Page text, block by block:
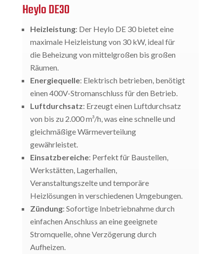
Heylo DE30
Heizleistung: Der Heylo DE 30 bietet eine
maximale Heizleistung von 30 kW, ideal für
die Beheizung von mittelgroßen bis großen
Räumen.
Energiequelle: Elektrisch betrieben, benötigt
einen 400V-Stromanschluss für den Betrieb.
Luftdurchsatz: Erzeugt einen Luftdurchsatz
von bis zu 2.000 m³/h, was eine schnelle und
gleichmäßige Wärmeverteilung
gewährleistet.
Einsatzbereiche: Perfekt für Baustellen,
Werkstätten, Lagerhallen,
Veranstaltungszelte und temporäre
Heizlösungen in verschiedenen Umgebungen.
Zündung: Sofortige Inbetriebnahme durch
einfachen Anschluss an eine geeignete
Stromquelle, ohne Verzögerung durch
Aufheizen.